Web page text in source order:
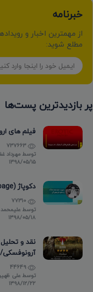
خبرنامه
از مهمترین اخبار و
مطلع شوید:
پر بازدیدترین پست‌ها
فیلم های
توسط مهرداد
۱۳۹۸/۰۵/۱۵
دکوپاژ (Decoupage) و دکوپاژ نویسی فیلم
توسطعلیمحمد
۱۳۹۸/۰۵/۱۸
توسطعلی
۱۳۹۸/۱۲/۲۲